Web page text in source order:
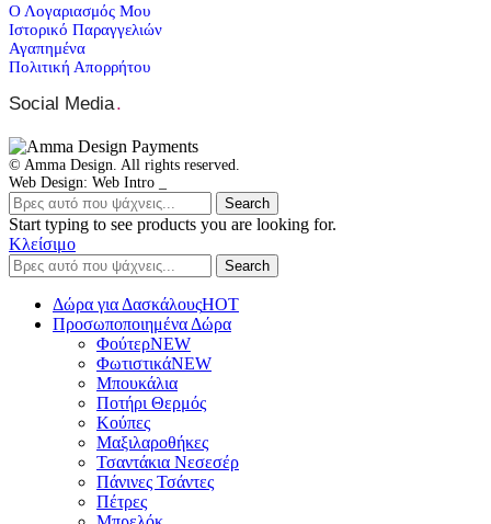
Ο Λογαριασμός Μου
Ιστορικό Παραγγελιών
Αγαπημένα
Πολιτική Απορρήτου
Social Media.
© Amma Design. All rights reserved.
Web Design: Web Intro _
Search
Start typing to see products you are looking for.
Κλείσιμο
Search
Δώρα για ΔασκάλουςHOT
Προσωποποιημένα Δώρα
ΦούτερNEW
ΦωτιστικάNEW
Μπουκάλια
Ποτήρι Θερμός
Κούπες
Μαξιλαροθήκες
Τσαντάκια Νεσεσέρ
Πάνινες Τσάντες
Πέτρες